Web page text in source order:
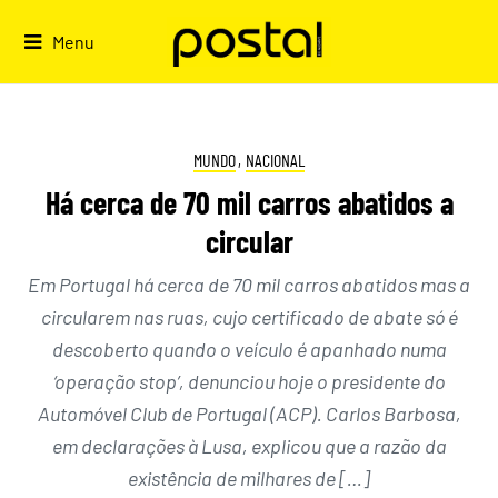
Menu
MUNDO, NACIONAL
Há cerca de 70 mil carros abatidos a
circular
Em Portugal há cerca de 70 mil carros abatidos mas a
circularem nas ruas, cujo certificado de abate só é
descoberto quando o veículo é apanhado numa
‘operação stop’, denunciou hoje o presidente do
Automóvel Club de Portugal (ACP). Carlos Barbosa,
em declarações à Lusa, explicou que a razão da
existência de milhares de […]